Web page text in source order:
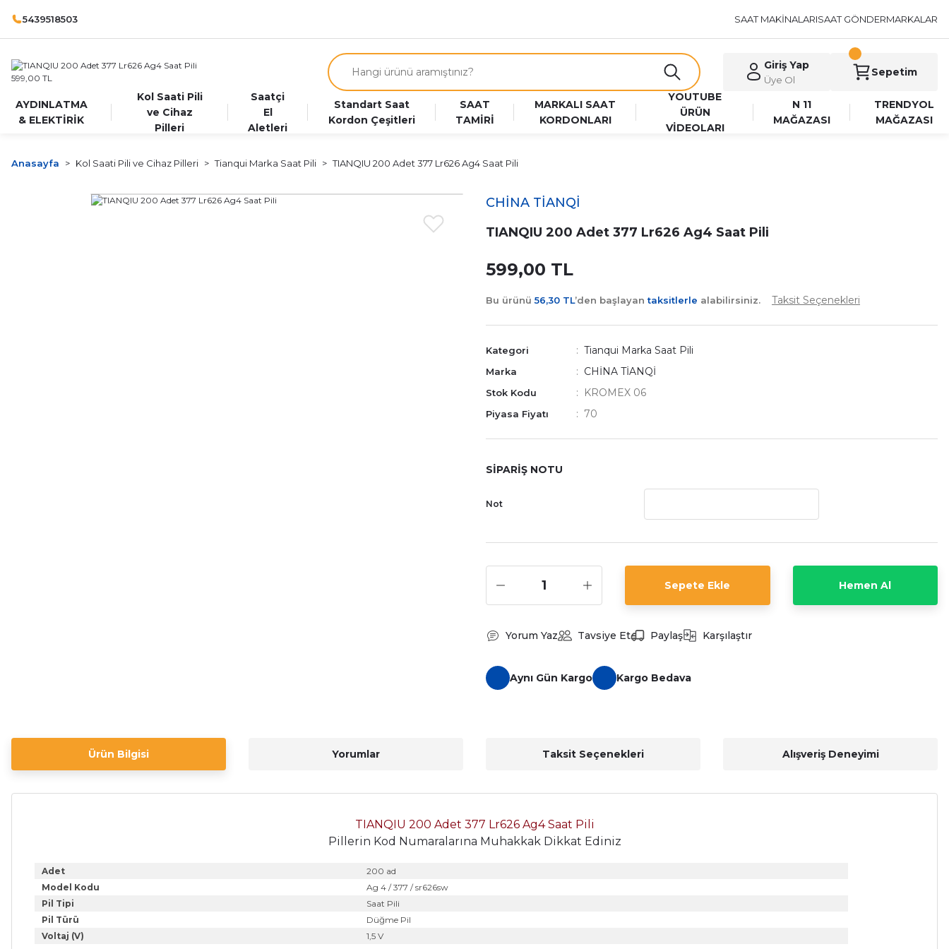
5439518503 SAAT MAKİNALARISAAT GÖNDERMARKALAR
Giriş Yap
Üye Ol
Sepetim
AYDINLATMA
& ELEKTİRİK
Kol Saati Pili
ve Cihaz
Pilleri
Saatçi
El
Aletleri
Standart Saat
Kordon Çeşitleri
SAAT
TAMİRİ
MARKALI SAAT
KORDONLARI
YOUTUBE
ÜRÜN
VİDEOLARI
N 11
MAĞAZASI
TRENDYOL
MAĞAZASI
Anasayfa Kol Saati Pili ve Cihaz Pilleri Tianqui Marka Saat Pili TIANQIU 200 Adet 377 Lr626 Ag4 Saat Pili
CHİNA TİANQİ
TIANQIU 200 Adet 377 Lr626 Ag4 Saat Pili
599,00 TL
Bu ürünü56,30 TL’den başlayantaksitlerle alabilirsiniz. Taksit Seçenekleri
Kategori Tianqui Marka Saat Pili
Marka CHİNA TİANQİ
Stok Kodu KROMEX 06
Piyasa Fiyatı 70
SİPARİŞ NOTU
Not
Sepete Ekle Hemen Al
Yorum Yaz Tavsiye Et Paylaş Karşılaştır
Aynı Gün Kargo Kargo Bedava
Ürün Bilgisi Yorumlar Taksit Seçenekleri Alışveriş Deneyimi
TIANQIU 200 Adet 377 Lr626 Ag4 Saat Pili
Pillerin Kod Numaralarına Muhakkak Dikkat Ediniz
Adet
200 ad
Model Kodu
Ag 4 / 377 / sr626sw
Pil Tipi
Saat Pili
Pil Türü
Düğme Pil
Voltaj (V)
1,5 V